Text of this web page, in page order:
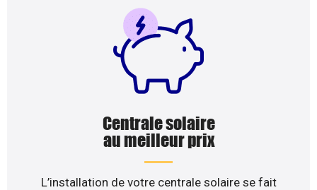
Centrale solaire
au meilleur prix
L’installation de votre centrale solaire se fait